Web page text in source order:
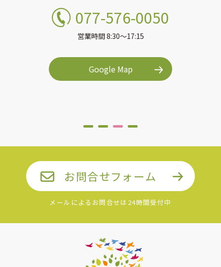
077-576-0050
営業時間 8:30〜17:15
Google Map
お問合せフォーム
メールによるお問合せは24時間受付中